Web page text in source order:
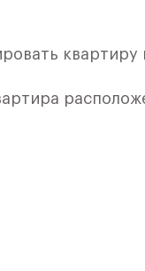
квартиру